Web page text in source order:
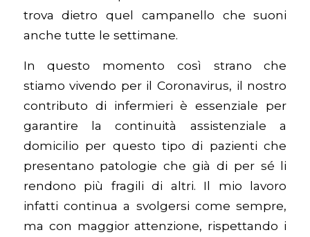
trova dietro quel campanello che suoni
anche tutte le settimane.
In questo momento così strano che
stiamo vivendo per il Coronavirus, il nostro
contributo di infermieri è essenziale per
garantire la continuità assistenziale a
domicilio per questo tipo di pazienti che
presentano patologie che già di per sé li
rendono più fragili di altri. Il mio lavoro
infatti continua a svolgersi come sempre,
ma con maggior attenzione, rispettando i